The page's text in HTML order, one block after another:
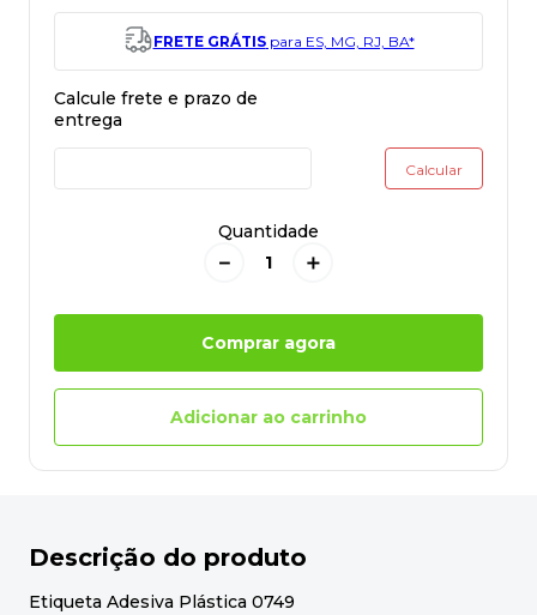
FRETE GRÁTISpara ES, MG, RJ, BA*
Quantidade
＋
－
Comprar agora
Adicionar ao carrinho
Descrição do produto
Etiqueta Adesiva Plástica 0749